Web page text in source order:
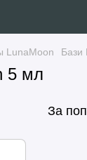
LunaMoon Бази
5 мл
За